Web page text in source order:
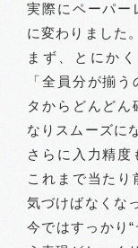
実際にペーパー
に変わりました。
まず、とにか
「全員分が揃
タからどんど
なりスムーズに
さらに入力精度
これまで当たり
気づけばなくな
今ではすっかり